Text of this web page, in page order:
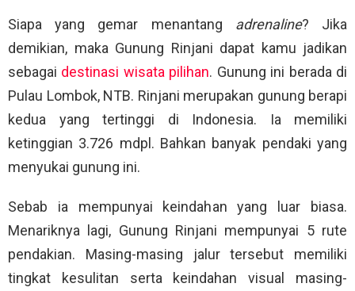
Siapa yang gemar menantang adrenaline? Jika
demikian, maka Gunung Rinjani dapat kamu jadikan
sebagai destinasi wisata pilihan. Gunung ini berada di
Pulau Lombok, NTB. Rinjani merupakan gunung berapi
kedua yang tertinggi di Indonesia. Ia memiliki
ketinggian 3.726 mdpl. Bahkan banyak pendaki yang
menyukai gunung ini.
Sebab ia mempunyai keindahan yang luar biasa.
Menariknya lagi, Gunung Rinjani mempunyai 5 rute
pendakian. Masing-masing jalur tersebut memiliki
tingkat kesulitan serta keindahan visual masing-